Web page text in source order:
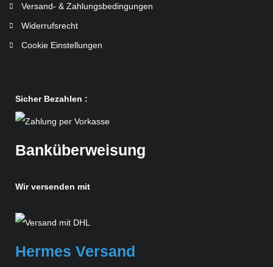
Versand- & Zahlungsbedingungen
Widerrufsrecht
Cookie Einstellungen
Sicher Bezahlen :
Banküberweisung
Wir versenden mit
Hermes Versand